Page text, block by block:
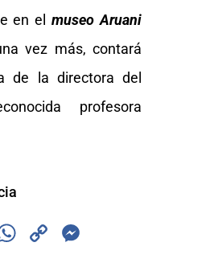
en elmuseo Aruani
vez más, contará
de la directora del
profesora
W
C